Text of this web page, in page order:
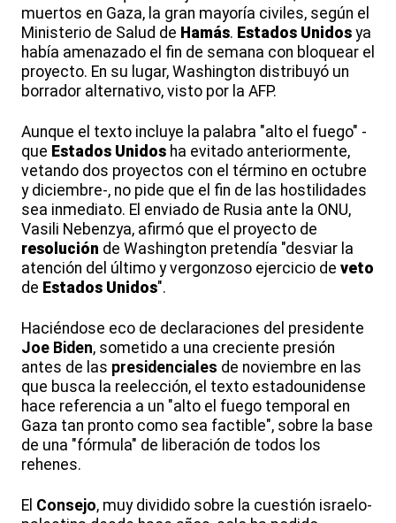
muertos en Gaza, la gran mayoría civiles, según el
Ministerio de Salud de Hamás. Estados Unidos ya
había amenazado el fin de semana con bloquear el
proyecto. En su lugar, Washington distribuyó un
borrador alternativo, visto por la AFP.
Aunque el texto incluye la palabra "alto el fuego" -
que Estados Unidos ha evitado anteriormente,
vetando dos proyectos con el término en octubre
y diciembre-, no pide que el fin de las hostilidades
sea inmediato. El enviado de Rusia ante la ONU,
Vasili Nebenzya, afirmó que el proyecto de
resolución de Washington pretendía "desviar la
atención del último y vergonzoso ejercicio de veto
de Estados Unidos".
Haciéndose eco de declaraciones del presidente
Joe Biden, sometido a una creciente presión
antes de las presidenciales de noviembre en las
que busca la reelección, el texto estadounidense
hace referencia a un "alto el fuego temporal en
Gaza tan pronto como sea factible", sobre la base
de una "fórmula" de liberación de todos los
rehenes.
El Consejo, muy dividido sobre la cuestión israelo-